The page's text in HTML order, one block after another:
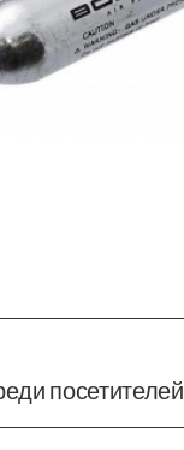
посетителей